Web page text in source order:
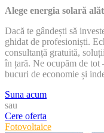
Alege energia solară
Dacă te gândești să
ghidat de profesioniști.
consultanță gratuită,
în țară. Ne ocupăm de tot
bucuri de economie și
Suna acum
sau
Cere oferta
Categories
Fotovoltaice